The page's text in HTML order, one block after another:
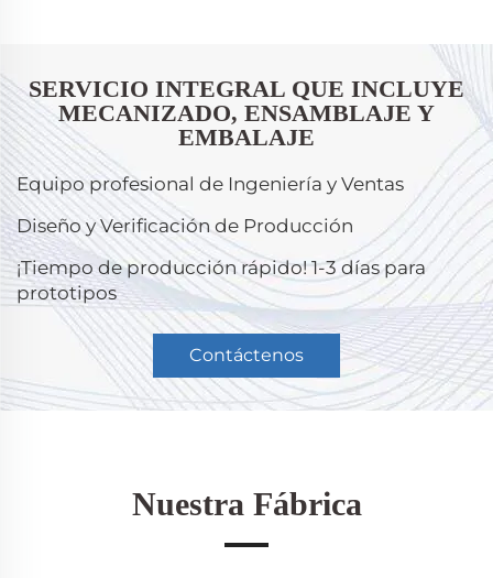
SERVICIO INTEGRAL QUE INCLUYE
MECANIZADO, ENSAMBLAJE Y
EMBALAJE
Equipo profesional de Ingeniería y Ventas
Diseño y Verificación de Producción
¡Tiempo de producción rápido! 1-3 días para
prototipos
Contáctenos
Nuestra Fábrica